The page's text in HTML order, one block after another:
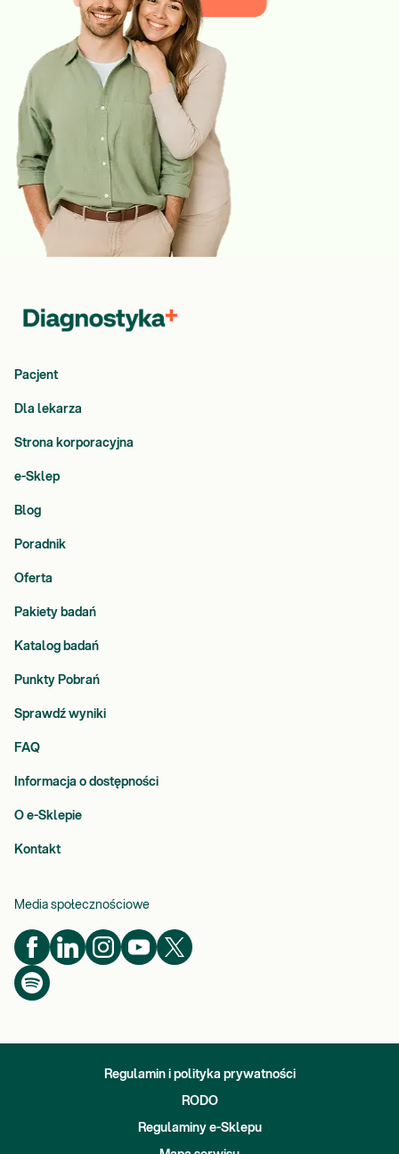
Pacjent
Dla lekarza
Strona korporacyjna
e-Sklep
Blog
Poradnik
Oferta
Pakiety badań
Katalog badań
Punkty Pobrań
Sprawdź wyniki
FAQ
Informacja o dostępności
O e-Sklepie
Kontakt
Media społecznościowe
Regulamin i polityka prywatności
RODO
Regulaminy e-Sklepu